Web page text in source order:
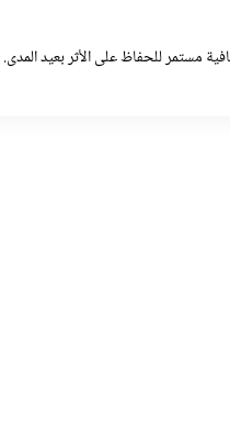
مستمر للحفاظ على الأثر بعيد المدى.